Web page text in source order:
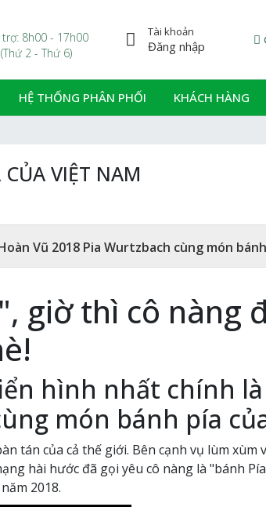
trợ: 8h00 - 17h00
(Thứ 2 - Thứ 6)
Tài khoản
Đăng nhập
HỆ THỐNG PHÂN PHỐI KHÁCH HÀNG
VIỆT NAM
Vũ 2018 Pia Wurtzbach cùng món
giờ thì cô nàng
hình nhất chính là
món bánh pía
tán của cả thế giới. Bên cạnh vụ lùm xùm
hài hước đã gọi yêu cô nàng là "bánh
2018.